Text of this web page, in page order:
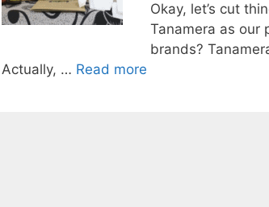
Okay, let’s cut
Tanamera as our
brands?
Actually, … Read more